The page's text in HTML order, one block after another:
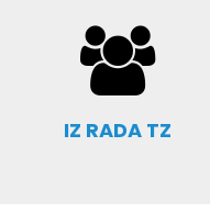
IZ RADA TZ